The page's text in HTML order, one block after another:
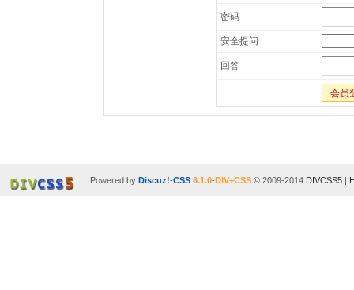
密码
安全提问
回答
会员
Powered by Discuz!-CSS 6.1.0-DIV+CSS© 2009-2014 DIVCSS5|